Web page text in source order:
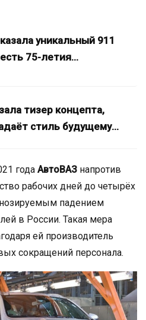
уникальный 911
75-летия…
тизер концепта,
стиль будущему…
года АвтоВАЗ напротив
рабочих дней до четырёх
падением
в России. Такая мера
ей производитель
сокращений персонала.